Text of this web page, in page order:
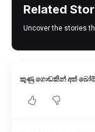
Related
Uncover the stories
කුණු ගොඩකින් අත්